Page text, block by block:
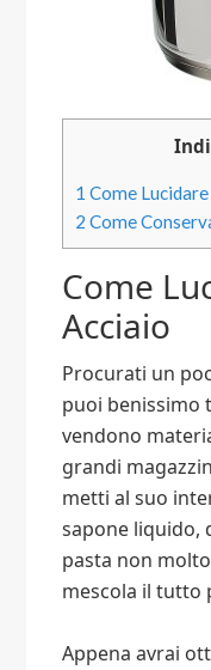
1 Come
2 Come
Come
Acciaio
Procurati un
puoi benissimo
vendono
grandi
metti al suo
sapone liquido,
pasta non
mescola il tutto
Appena avrai